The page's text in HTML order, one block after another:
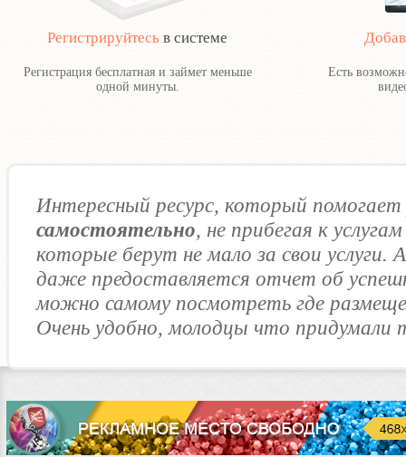
Регистрируйтесь в системе
Регистрация бесплатная и займет меньше
одной минуты.
Есть
Интересный ресурс, который помогает
самостоятельно, не прибегая к
которые берут не мало за свои услуги.
даже предоставляется отчет об
можно самому посмотреть где
Очень удобно, молодцы что придумали